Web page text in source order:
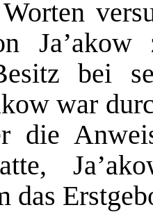
bei
war
die
das